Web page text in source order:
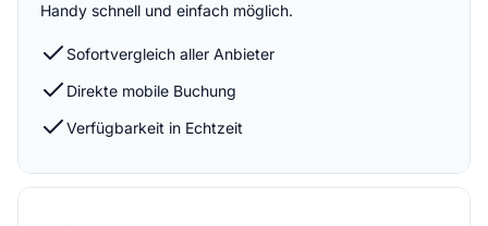
Handy schnell und einfach möglich.
Sofortvergleich aller Anbieter
Direkte mobile Buchung
Verfügbarkeit in Echtzeit